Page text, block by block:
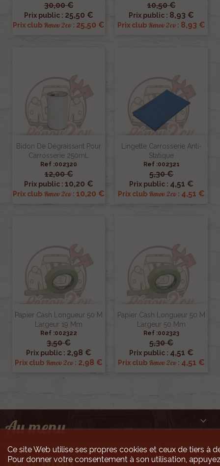
30,00 €
Prix public : 25,50 €
Prix club Renov 2cv : 25,50 €
10,50 €
Prix public : 8,93 €
Prix club Renov 2cv : 8,93 €
Bidon De Dégraissant Pour
Carrosserie 250mL
Ref :002320
12,00 €
Prix public : 10,20 €
Prix club Renov 2cv : 10,20 €
Lingette Carrosserie Anti-
Statique
Ref :002321
5,30 €
Prix public : 4,51 €
Prix club Renov 2cv : 4,51 €
Papier Cash Longueur 50 M
Largeur 19 Mm
Ref :002322
3,50 €
Prix public : 2,98 €
Prix club Renov 2cv : 2,98 €
Papier Cash Longueur 50 M
Largeur 50 Mm
Ref :002323
5,30 €
Prix public : 4,51 €
Prix club Renov 2cv : 4,51 €
Au menu 

Ce site Web utilise ses propres cookies et ceux de tiers à
Pour donner votre consentement à son utilisation,